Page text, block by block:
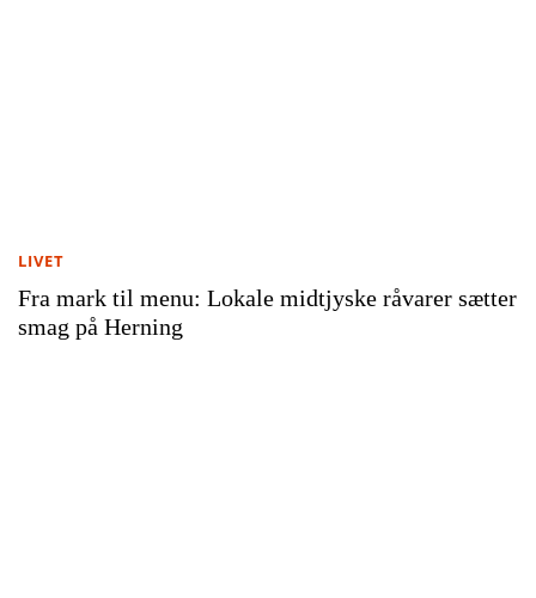
Fra mark til menu: Lokale midtjyske råvarer sætter
smag på Herning
LIVET